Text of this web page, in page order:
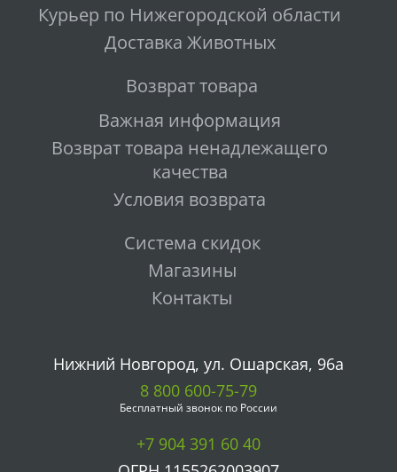
Курьер по Нижегородской области
Доставка Животных
Возврат товара
Важная информация
Возврат товара ненадлежащего
качества
Условия возврата
Система скидок
Магазины
Контакты
Нижний Новгород, ул. Ошарская, 96а
8 800 600-75-79
Бесплатный звонок по России
+7 904 391 60 40